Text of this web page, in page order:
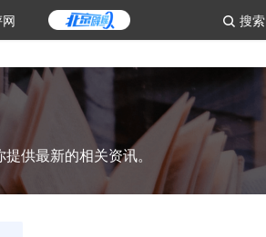
搜索
供最新的相关资讯。